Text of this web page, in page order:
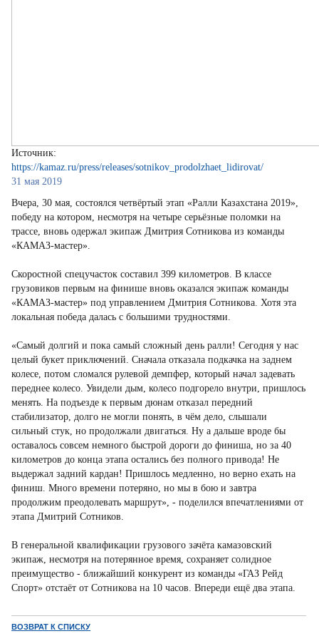
Источник:
https://kamaz.ru/press/releases/sotnikov_prodolzhaet_lidirovat/
31 мая 2019
Вчера, 30 мая, состоялся четвёртый этап «Ралли Казахстана 2019»,
победу на котором, несмотря на четыре серьёзные поломки на
трассе, вновь одержал экипаж Дмитрия Сотникова из команды
«КАМАЗ-мастер».
Скоростной спецучасток составил 399 километров. В классе
грузовиков первым на финише вновь оказался экипаж команды
«КАМАЗ-мастер» под управлением Дмитрия Сотникова. Хотя эта
локальная победа далась с большими трудностями.
«Самый долгий и пока самый сложный день ралли! Сегодня у нас
целый букет приключений. Сначала отказала подкачка на заднем
колесе, потом сломался рулевой демпфер, который начал задевать
переднее колесо. Увидели дым, колесо подгорело внутри, пришлось
менять. На подъезде к первым дюнам отказал передний
стабилизатор, долго не могли понять, в чём дело, слышали
сильный стук, но продолжали двигаться. Ну а дальше вроде бы
оставалось совсем немного быстрой дороги до финиша, но за 40
километров до конца этапа остались без полного привода! Не
выдержал задний кардан! Пришлось медленно, но верно ехать на
финиш. Много времени потеряно, но мы в бою и завтра
продолжим преодолевать маршрут», - поделился впечатлениями от
этапа Дмитрий Сотников.
В генеральной квалификации грузового зачёта камазовский
экипаж, несмотря на потерянное время, сохраняет солидное
преимущество - ближайший конкурент из команды «ГАЗ Рейд
Спорт» отстаёт от Сотникова на 10 часов. Впереди ещё два этапа.
ВОЗВРАТ К СПИСКУ